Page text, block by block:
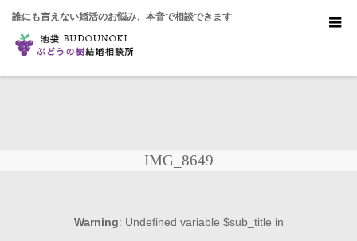
誰にも言えない婚活のお悩み、本音で相談できます
IMG_8649
Warning: Undefined variable $sub_title in